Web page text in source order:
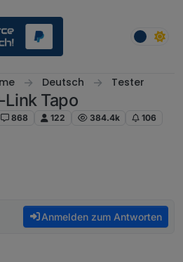
Deutsch Tester
Tapo
868 122 384.4k 106
Anmelden zum Antworten